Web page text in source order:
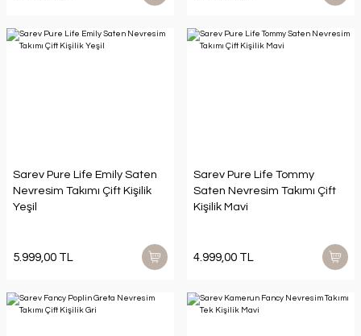
Sarev Pure Life Emily Saten
Nevresim Takımı Çift Kişilik
Yeşil
5.999,00 TL
Sarev Pure Life Tommy
Saten Nevresim Takımı Çift
Kişilik Mavi
4.999,00 TL